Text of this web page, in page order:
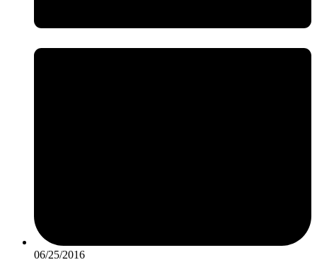
06/25/2016